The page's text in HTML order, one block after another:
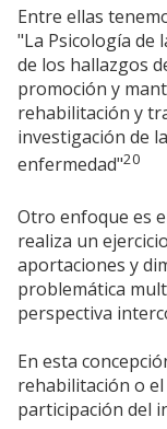
Entre ellas
"La Psicología de
de los hallazgos
promoción y
rehabilitación y
investigación de
enfermedad"20
Otro enfoque es
realiza un
aportaciones y
problemática
perspectiva
En esta
rehabilitación o
participación del